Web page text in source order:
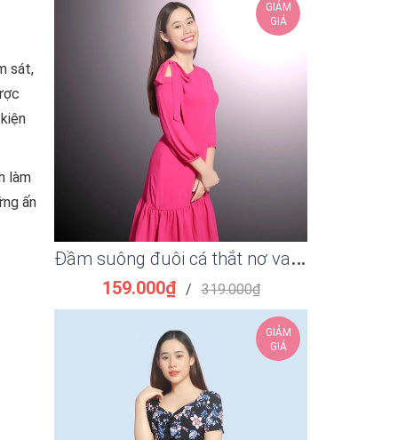
sát,
làm
ấn
GIẢM
GIÁ
Đ
ầm suông đuôi cá thắt nơ vai màu tím thanh lịch
159.000₫ / 319.000₫
GIẢM
GIÁ